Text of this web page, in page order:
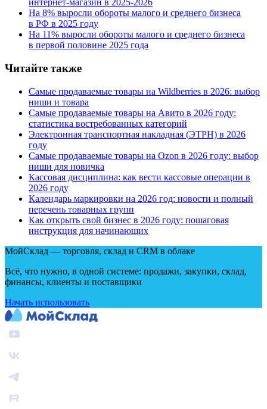
интернет-магазин в 2025‑2026
На 8% выросли обороты малого и среднего бизнеса
в РФ в 2025 году
На 11% выросли обороты малого и среднего бизнеса
в первой половине 2025 года
Читайте также
Самые продаваемые товары на Wildberries в 2026: выбор
ниши и товара
Самые продаваемые товары на Авито в 2026 году:
статистика востребованных категорий
Электронная транспортная накладная (ЭТРН) в 2026
году
Самые продаваемые товары на Ozon в 2026 году: выбор
ниши для новичка
Кассовая дисциплина: как вести кассовые операции в
2026 году
Календарь маркировки на 2026 год: новости и полный
перечень товарных групп
Как открыть свой бизнес в 2026 году: пошаговая
инструкция для начинающих
МойСклад — торговля, склад и CRM в облаке
Всё, что нужно, в одной системе: продажи, закупки, склад,
финансы, клиенты и поставщики
Начать использовать